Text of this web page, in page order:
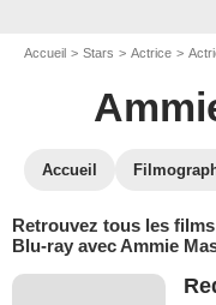
Accueil Stars Actrice
Accueil
Retrouvez tous les
Blu-ray avec Ammie